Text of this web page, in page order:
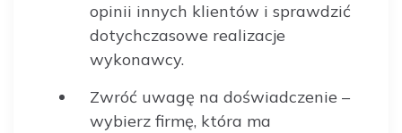
opinii innych klientów i sprawdzić
dotychczasowe realizacje
wykonawcy.
Zwróć uwagę na doświadczenie –
wybierz firmę, która ma